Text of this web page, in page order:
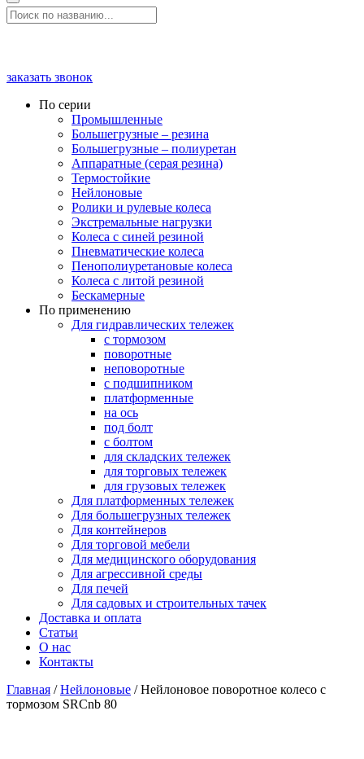
заказать звонок
По серии
Промышленные
Большегрузные – резина
Большегрузные – полиуретан
Аппаратные (серая резина)
Термостойкие
Нейлоновые
Ролики и рулевые колеса
Экстремальные нагрузки
Колеса с синей резиной
Пневматические колеса
Пенополиуретановые колеса
Колеса с литой резиной
Бескамерные
По применению
Для гидравлических тележек
с тормозом
поворотные
неповоротные
с подшипником
платформенные
на ось
под болт
с болтом
для складских тележек
для торговых тележек
для грузовых тележек
Для платформенных тележек
Для большегрузных тележек
Для контейнеров
Для торговой мебели
Для медицинского оборудования
Для агрессивной среды
Для печей
Для садовых и строительных тачек
Доставка и оплата
Статьи
О нас
Контакты
Главная /Нейлоновые /Нейлоновое поворотное колесо с
тормозом SRCnb 80